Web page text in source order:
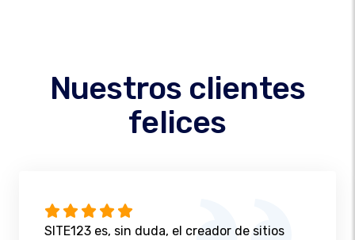
Nuestros clientes
felices
SITE123 es, sin duda, el creador de sitios